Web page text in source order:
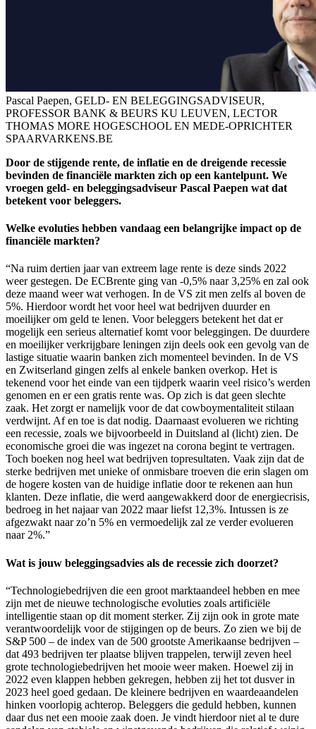
Pascal Paepen, GELD- EN BELEGGINGSADVISEUR,
PROFESSOR BANK & BEURS KU LEUVEN, LECTOR
THOMAS MORE HOGESCHOOL EN MEDE-OPRICHTER
SPAARVARKENS.BE
Door de stijgende rente, de inflatie en de dreigende recessie
bevinden de financiële markten zich op een kantelpunt. We
vroegen geld- en beleggingsadviseur Pascal Paepen wat dat
betekent voor beleggers.
Welke evoluties hebben vandaag een belangrijke impact op de
financiële markten?
“Na ruim dertien jaar van extreem lage rente is deze sinds 2022
weer gestegen. De ECBrente ging van -0,5% naar 3,25% en zal ook
deze maand weer wat verhogen. In de VS zit men zelfs al boven de
5%. Hierdoor wordt het voor heel wat bedrijven duurder en
moeilijker om geld te lenen. Voor beleggers betekent het dat er
mogelijk een serieus alternatief komt voor beleggingen. De duurdere
en moeilijker verkrijgbare leningen zijn deels ook een gevolg van de
lastige situatie waarin banken zich momenteel bevinden. In de VS
en Zwitserland gingen zelfs al enkele banken overkop. Het is
tekenend voor het einde van een tijdperk waarin veel risico’s werden
genomen en er een gratis rente was. Op zich is dat geen slechte
zaak. Het zorgt er namelijk voor de dat cowboymentaliteit stilaan
verdwijnt. Af en toe is dat nodig. Daarnaast evolueren we richting
een recessie, zoals we bijvoorbeeld in Duitsland al (licht) zien. De
economische groei die was ingezet na corona begint te vertragen.
Toch boeken nog heel wat bedrijven topresultaten. Vaak zijn dat de
sterke bedrijven met unieke of onmisbare troeven die erin slagen om
de hogere kosten van de huidige inflatie door te rekenen aan hun
klanten. Deze inflatie, die werd aangewakkerd door de energiecrisis,
bedroeg in het najaar van 2022 maar liefst 12,3%. Intussen is ze
afgezwakt naar zo’n 5% en vermoedelijk zal ze verder evolueren
naar 2%.”
Wat is jouw beleggingsadvies als de recessie zich doorzet?
“Technologiebedrijven die een groot marktaandeel hebben en mee
zijn met de nieuwe technologische evoluties zoals artificiële
intelligentie staan op dit moment sterker. Zij zijn ook in grote mate
verantwoordelijk voor de stijgingen op de beurs. Zo zien we bij de
S&P 500 – de index van de 500 grootste Amerikaanse bedrijven –
dat 493 bedrijven ter plaatse blijven trappelen, terwijl zeven heel
grote technologiebedrijven het mooie weer maken. Hoewel zij in
2022 even klappen hebben gekregen, hebben zij het tot dusver in
2023 heel goed gedaan. De kleinere bedrijven en waardeaandelen
hinken voorlopig achterop. Beleggers die geduld hebben, kunnen
daar dus net een mooie zaak doen. Je vindt hierdoor niet al te dure